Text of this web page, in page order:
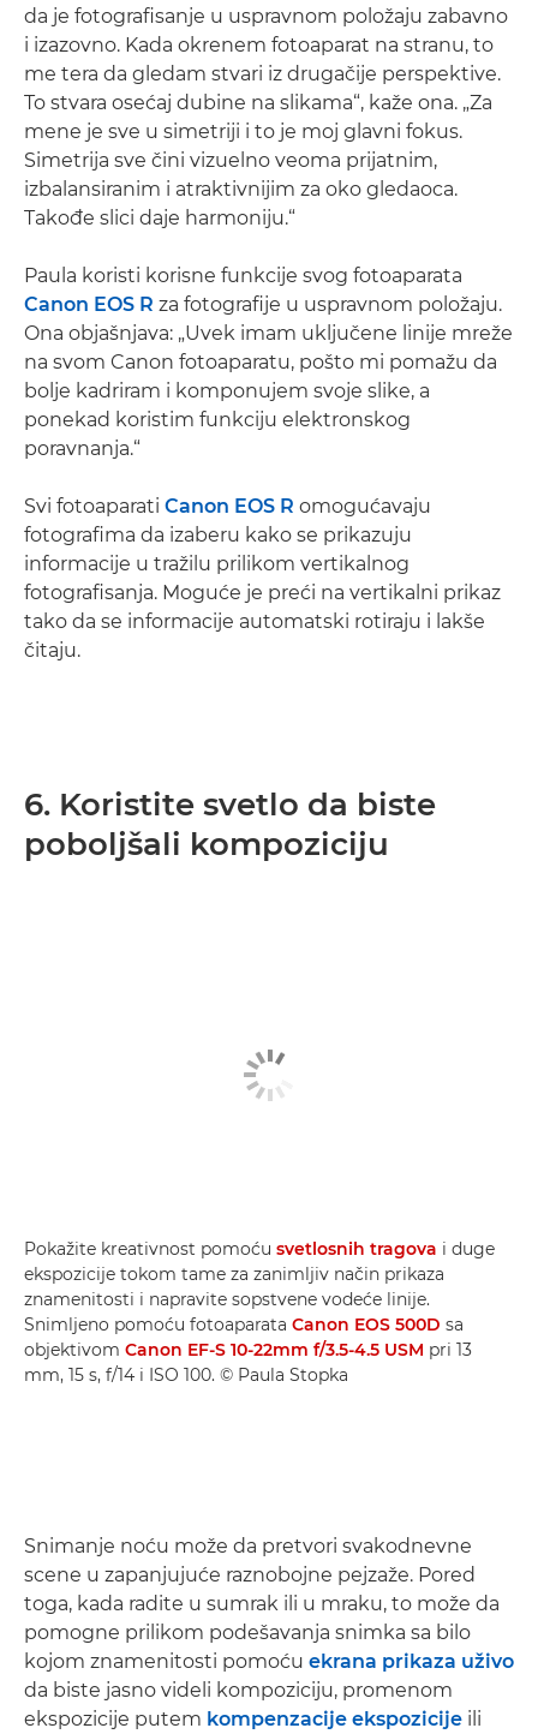
da je fotografisanje u uspravnom položaju zabavno
i izazovno. Kada okrenem fotoaparat na stranu, to
me tera da gledam stvari iz drugačije perspektive.
To stvara osećaj dubine na slikama“, kaže ona. „Za
mene je sve u simetriji i to je moj glavni fokus.
Simetrija sve čini vizuelno veoma prijatnim,
izbalansiranim i atraktivnijim za oko gledaoca.
Takođe slici daje harmoniju.“
Paula koristi korisne funkcije svog fotoaparata
Canon EOS R za fotografije u uspravnom položaju.
Ona objašnjava: „Uvek imam uključene linije mreže
na svom Canon fotoaparatu, pošto mi pomažu da
bolje kadriram i komponujem svoje slike, a
ponekad koristim funkciju elektronskog
poravnanja.“
Svi fotoaparati Canon EOS R omogućavaju
fotografima da izaberu kako se prikazuju
informacije u tražilu prilikom vertikalnog
fotografisanja. Moguće je preći na vertikalni prikaz
tako da se informacije automatski rotiraju i lakše
čitaju.
6. Koristite svetlo da biste
poboljšali kompoziciju
Pokažite kreativnost pomoću svetlosnih tragova i duge
ekspozicije tokom tame za zanimljiv način prikaza
znamenitosti i napravite sopstvene vodeće linije.
Snimljeno pomoću fotoaparata Canon EOS 500D sa
objektivom Canon EF-S 10-22mm f/3.5-4.5 USM pri 13
mm, 15 s, f/14 i ISO 100. © Paula Stopka
Snimanje noću može da pretvori svakodnevne
scene u zapanjujuće raznobojne pejzaže. Pored
toga, kada radite u sumrak ili u mraku, to može da
pomogne prilikom podešavanja snimka sa bilo
kojom znamenitosti pomoću ekrana prikaza uživo
da biste jasno videli kompoziciju, promenom
ekspozicije putem kompenzacije ekspozicije ili